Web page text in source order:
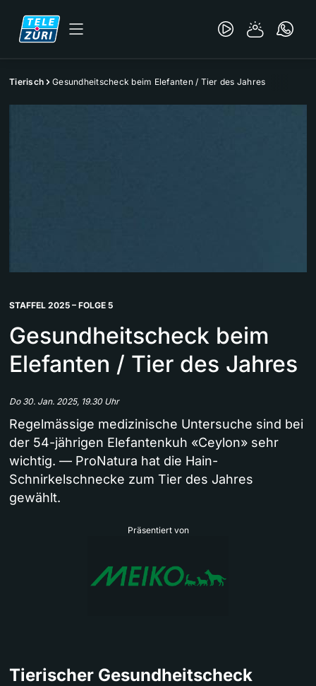
Tierisch Gesundheitscheck beim Elefanten / Tier des Jahres
STAFFEL 2025 – FOLGE 5
Gesundheitscheck beim
Elefanten / Tier des Jahres
Do 30. Jan. 2025, 19.30 Uhr
Regelmässige medizinische Untersuche sind bei
der 54-jährigen Elefantenkuh «Ceylon» sehr
wichtig. — ProNatura hat die Hain-
Schnirkelschnecke zum Tier des Jahres
gewählt.
Präsentiert von
Tierischer Gesundheitscheck